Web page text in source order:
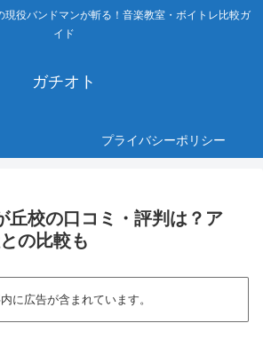
現役バンドマンが斬る！音楽教室・ボイトレ比較ガ
イド
ガチオト
プライバシーポリシー
丘校の口コミ・評判は？ア
の比較も
に広告が含まれています。